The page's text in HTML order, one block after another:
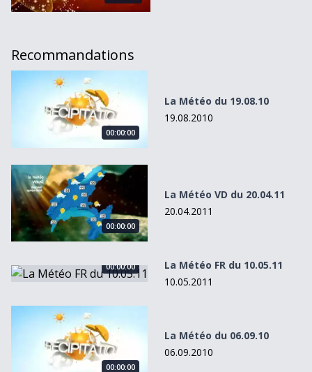
Recommandations
La Météo du 19.08.10
00:00:00
La Météo du 19.08.10
19.08.2010
La Météo VD du 20.04.11
00:00:00
La Météo VD du 20.04.11
20.04.2011
La Météo FR du 10.05.11
00:00:00
La Météo FR du 10.05.11
10.05.2011
La Météo du 06.09.10
00:00:00
La Météo du 06.09.10
06.09.2010